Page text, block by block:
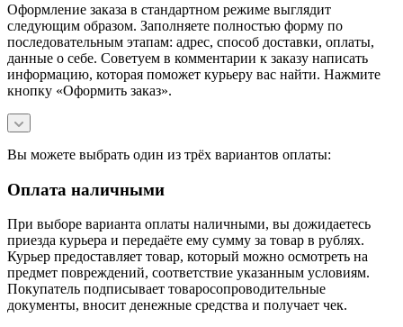
Оформление заказа в стандартном режиме выглядит
следующим образом. Заполняете полностью форму по
последовательным этапам: адрес, способ доставки, оплаты,
данные о себе. Советуем в комментарии к заказу написать
информацию, которая поможет курьеру вас найти. Нажмите
кнопку «Оформить заказ».
Вы можете выбрать один из трёх вариантов оплаты:
Оплата наличными
При выборе варианта оплаты наличными, вы дожидаетесь
приезда курьера и передаёте ему сумму за товар в рублях.
Курьер предоставляет товар, который можно осмотреть на
предмет повреждений, соответствие указанным условиям.
Покупатель подписывает товаросопроводительные
документы, вносит денежные средства и получает чек.